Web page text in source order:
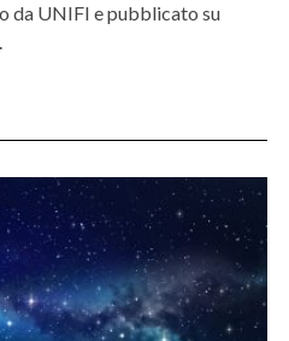
da UNIFI e pubblicato su